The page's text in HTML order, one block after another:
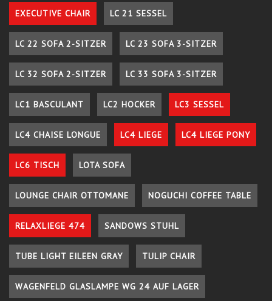
EXECUTIVE CHAIR LC 21 SESSEL
LC 22 SOFA 2-SITZER LC 23 SOFA 3-SITZER
LC 32 SOFA 2-SITZER LC 33 SOFA 3-SITZER
LC1 BASCULANT LC2 HOCKER LC3 SESSEL
LC4 CHAISE LONGUE LC4 LIEGE LC4 LIEGE PONY
LC6 TISCH LOTA SOFA
LOUNGE CHAIR OTTOMANE NOGUCHI COFFEE TABLE
RELAXLIEGE 474 SANDOWS STUHL
TUBE LIGHT EILEEN GRAY TULIP CHAIR
WAGENFELD GLASLAMPE WG 24 AUF LAGER